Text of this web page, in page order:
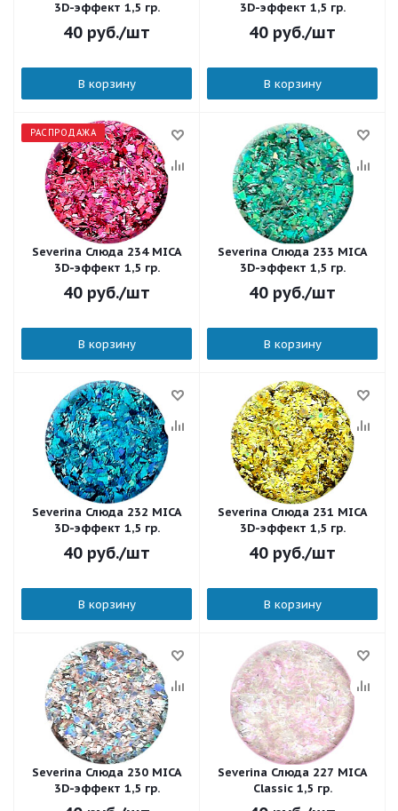
3D-эффект 1,5 гр.
40 руб./шт
В корзину
3D-эффект 1,5 гр.
40 руб./шт
В корзину
РАСПРОДАЖА
Severina Слюда 234 MICA
3D-эффект 1,5 гр.
40 руб./шт
В корзину
Severina Слюда 233 MICA
3D-эффект 1,5 гр.
40 руб./шт
В корзину
Severina Слюда 232 MICA
3D-эффект 1,5 гр.
40 руб./шт
В корзину
Severina Слюда 231 MICA
3D-эффект 1,5 гр.
40 руб./шт
В корзину
Severina Слюда 230 MICA
3D-эффект 1,5 гр.
Severina Слюда 227 MICA
Classic 1,5 гр.